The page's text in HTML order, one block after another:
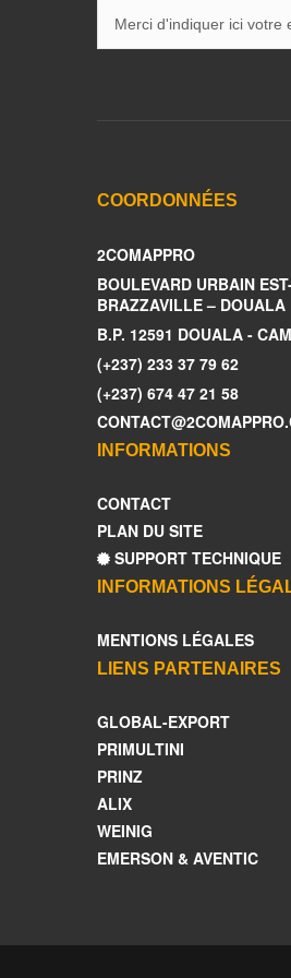
COORDONNÉES
2COMAPPRO
BOULEVARD URBAIN
BRAZZAVILLE – DOUALA
B.P. 12591 DOUALA -
(+237) 233 37 79 62
(+237) 674 47 21 58
INFORMATIONS
CONTACT
PLAN DU SITE
SUPPORT TECHNIQUE
INFORMATIONS
MENTIONS LÉGALES
LIENS PARTENAIRES
GLOBAL-EXPORT
PRIMULTINI
PRINZ
ALIX
WEINIG
EMERSON & AVENTIC